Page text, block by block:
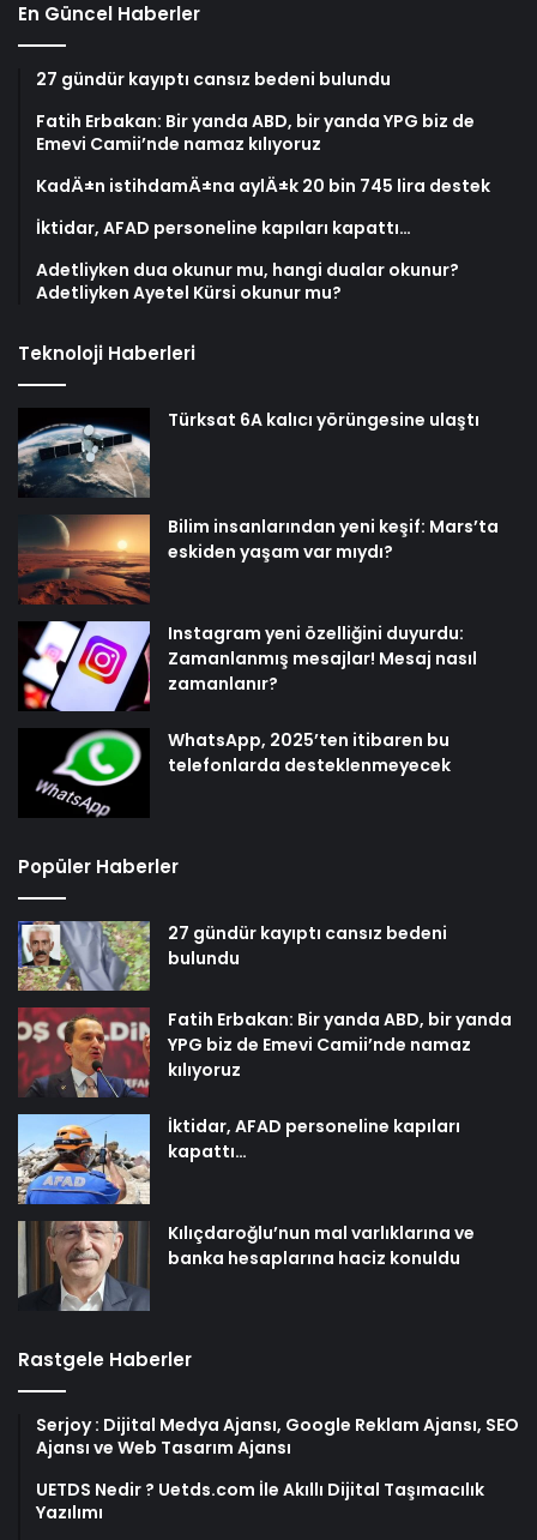
En Güncel Haberler
27 gündür kayıptı cansız bedeni bulundu
Fatih Erbakan: Bir yanda ABD, bir yanda YPG biz de
Emevi Camii’nde namaz kılıyoruz
KadÄ±n istihdamÄ±na aylÄ±k 20 bin 745 lira destek
İktidar, AFAD personeline kapıları kapattı…
Adetliyken dua okunur mu, hangi dualar okunur?
Adetliyken Ayetel Kürsi okunur mu?
Teknoloji Haberleri
Türksat 6A kalıcı yörüngesine ulaştı
Bilim insanlarından yeni keşif: Mars’ta
eskiden yaşam var mıydı?
Instagram yeni özelliğini duyurdu:
Zamanlanmış mesajlar! Mesaj nasıl
zamanlanır?
WhatsApp, 2025’ten itibaren bu
telefonlarda desteklenmeyecek
Popüler Haberler
27 gündür kayıptı cansız bedeni
bulundu
Fatih Erbakan: Bir yanda ABD, bir yanda
YPG biz de Emevi Camii’nde namaz
kılıyoruz
İktidar, AFAD personeline kapıları
kapattı…
Kılıçdaroğlu’nun mal varlıklarına ve
banka hesaplarına haciz konuldu
Rastgele Haberler
Serjoy : Dijital Medya Ajansı, Google Reklam Ajansı, SEO
Ajansı ve Web Tasarım Ajansı
UETDS Nedir ? Uetds.com İle Akıllı Dijital Taşımacılık
Yazılımı